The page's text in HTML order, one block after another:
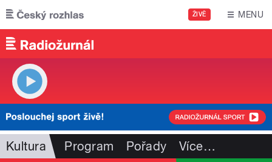
Přejít k hlavnímu obsahu
ŽIVĚ MENU
Kultura Program Pořady Více…